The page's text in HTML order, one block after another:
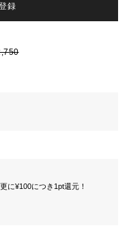
録
に¥100につき1pt還元！